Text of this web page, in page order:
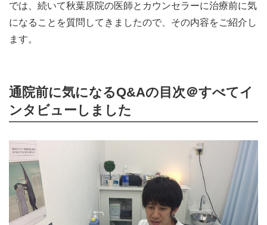
では、続いて秋葉原院の医師とカウンセラーに治療前に気
になることを質問してきましたので、その内容をご紹介し
ます。
通院前に気になるQ&Aの目次＠すべてイ
ンタビューしました